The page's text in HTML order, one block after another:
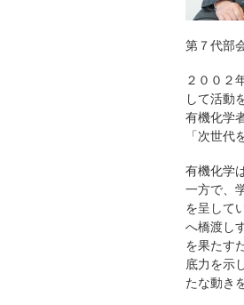
第７代部
２００２
して活動
有機化学
「次世
有機化学
一方で、
を呈して
へ橋渡し
を果たす
底力を示
たな動き